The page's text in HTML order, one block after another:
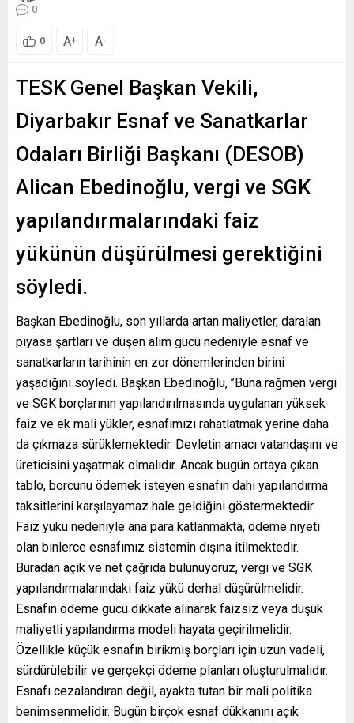
0
0 A+ A-
TESK Genel Başkan Vekili,
Diyarbakır Esnaf ve Sanatkarlar
Odaları Birliği Başkanı (DESOB)
Alican Ebedinoğlu, vergi ve SGK
yapılandırmalarındaki faiz
yükünün düşürülmesi gerektiğini
söyledi.
Başkan Ebedinoğlu, son yıllarda artan maliyetler, daralan
piyasa şartları ve düşen alım gücü nedeniyle esnaf ve
sanatkarların tarihinin en zor dönemlerinden birini
yaşadığını söyledi. Başkan Ebedinoğlu, ’’Buna rağmen vergi
ve SGK borçlarının yapılandırılmasında uygulanan yüksek
faiz ve ek mali yükler, esnafımızı rahatlatmak yerine daha
da çıkmaza sürüklemektedir. Devletin amacı vatandaşını ve
üreticisini yaşatmak olmalıdır. Ancak bugün ortaya çıkan
tablo, borcunu ödemek isteyen esnafın dahi yapılandırma
taksitlerini karşılayamaz hale geldiğini göstermektedir.
Faiz yükü nedeniyle ana para katlanmakta, ödeme niyeti
olan binlerce esnafımız sistemin dışına itilmektedir.
Buradan açık ve net çağrıda bulunuyoruz, vergi ve SGK
yapılandırmalarındaki faiz yükü derhal düşürülmelidir.
Esnafın ödeme gücü dikkate alınarak faizsiz veya düşük
maliyetli yapılandırma modeli hayata geçirilmelidir.
Özellikle küçük esnafın birikmiş borçları için uzun vadeli,
sürdürülebilir ve gerçekçi ödeme planları oluşturulmalıdır.
Esnafı cezalandıran değil, ayakta tutan bir mali politika
benimsenmelidir. Bugün birçok esnaf dükkanını açık